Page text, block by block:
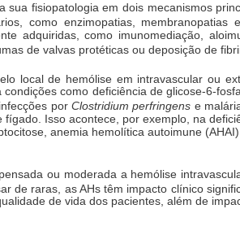
sua fisiopatologia em dois mecanismos
como enzimopatias, membranopatias
adquiridas, como imunomediação,
de valvas protéticas ou deposição de
local de hemólise em intravascular ou
como deficiência de glicose-6-
porClostridium perfringens e
Isso acontece, por exemplo, na
anemia hemolítica autoimune
ou moderada a hemólise
de raras, as AHs têm impacto clínico
de vida dos pacientes, além de